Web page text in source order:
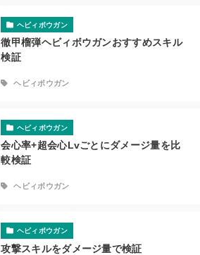
ヘビィボウガン
徹甲榴弾ヘビィボウガンおすすめスキル
検証
ヘビィボウガン
ヘビィボウガン
会心率+超会心Lvごとにダメージ量を比
較検証
ヘビィボウガン
ヘビィボウガン
攻撃スキルをダメージ量で検証